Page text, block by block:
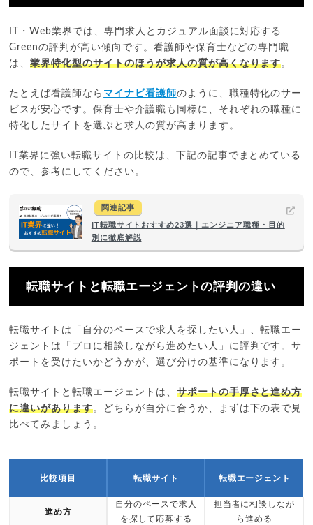
IT・Web業界では、専門求人とカジュアル面談に対応する
Greenの評判が高い傾向です。看護師や保育士などの専門職
は、業界特化型のサイトのほうが求人の質が高くなります。
たとえば看護師なら マイナビ看護師のように、職種特化のサー
ビスが安心です。保育士や介護職も同様に、それぞれの職種に
特化したサイトを選ぶと求人の質が高まります。
IT業界に強い転職サイトの比較は、下記の記事でまとめている
ので、参考にしてください。
関連記事
IT転職サイトおすすめ23選｜エンジニア職種・目的
別に徹底解説
転職サイトと転職エージェントの評判の違い
転職サイトは「自分のペースで求人を探したい人」、転職エー
ジェントは「プロに相談しながら進めたい人」に評判です。サ
ポートを受けたいかどうかが、選び分けの基準になります。
転職サイトと転職エージェントは、 サポートの手厚さと進め方
に違いがあります。どちらが自分に合うか、まずは下の表で見
比べてみましょう。
比較項目 転職サイト 転職エージェント
進め方
自分のペースで求人
を探して応募する
担当者に相談しなが
ら進める